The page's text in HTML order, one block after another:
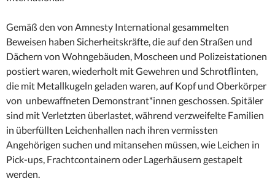
Gemäß den von Amnesty International gesammelten
Beweisen haben Sicherheitskräfte, die auf den Straßen und
Dächern von Wohngebäuden, Moscheen und Polizeistationen
postiert waren, wiederholt mit Gewehren und Schrotflinten,
die mit Metallkugeln geladen waren, auf Kopf und Oberkörper
von unbewaffneten Demonstrant*innen geschossen. Spitäler
sind mit Verletzten überlastet, während verzweifelte Familien
in überfüllten Leichenhallen nach ihren vermissten
Angehörigen suchen und mitansehen müssen, wie Leichen in
Pick-ups, Frachtcontainern oder Lagerhäusern gestapelt
werden.